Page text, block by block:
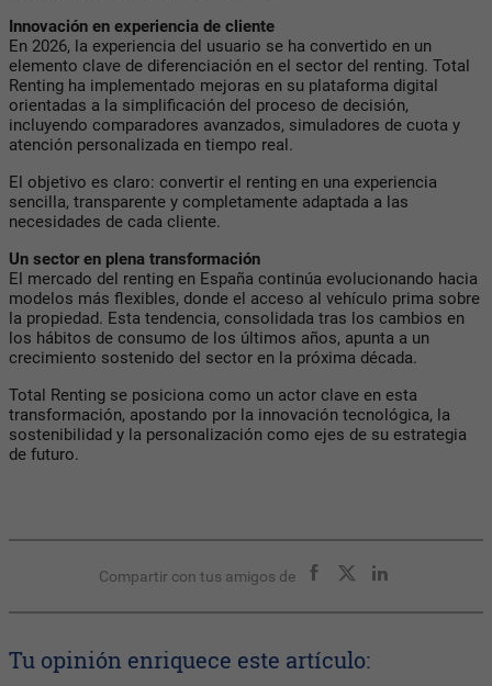
Innovación en experiencia de cliente
En 2026, la experiencia del usuario se ha convertido en un
elemento clave de diferenciación en el sector del renting. Total
Renting ha implementado mejoras en su plataforma digital
orientadas a la simplificación del proceso de decisión,
incluyendo comparadores avanzados, simuladores de cuota y
atención personalizada en tiempo real.
El objetivo es claro: convertir el renting en una experiencia
sencilla, transparente y completamente adaptada a las
necesidades de cada cliente.
Un sector en plena transformación
El mercado del renting en España continúa evolucionando hacia
modelos más flexibles, donde el acceso al vehículo prima sobre
la propiedad. Esta tendencia, consolidada tras los cambios en
los hábitos de consumo de los últimos años, apunta a un
crecimiento sostenido del sector en la próxima década.
Total Renting se posiciona como un actor clave en esta
transformación, apostando por la innovación tecnológica, la
sostenibilidad y la personalización como ejes de su estrategia
de futuro.
Compartir con tus amigos de
Tu opinión enriquece este artículo: